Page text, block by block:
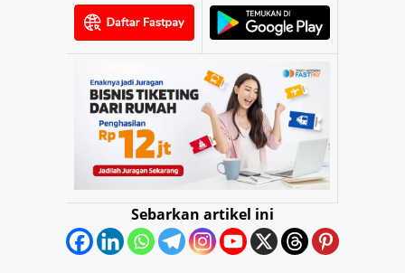
Sebarkan artikel ini